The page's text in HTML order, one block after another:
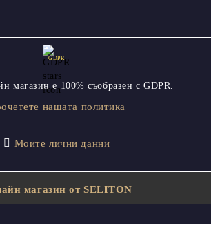
GDPR
магазин е 100% съобразен с GDPR.
нашата политика
Моите лични данни
магазин от SELITON